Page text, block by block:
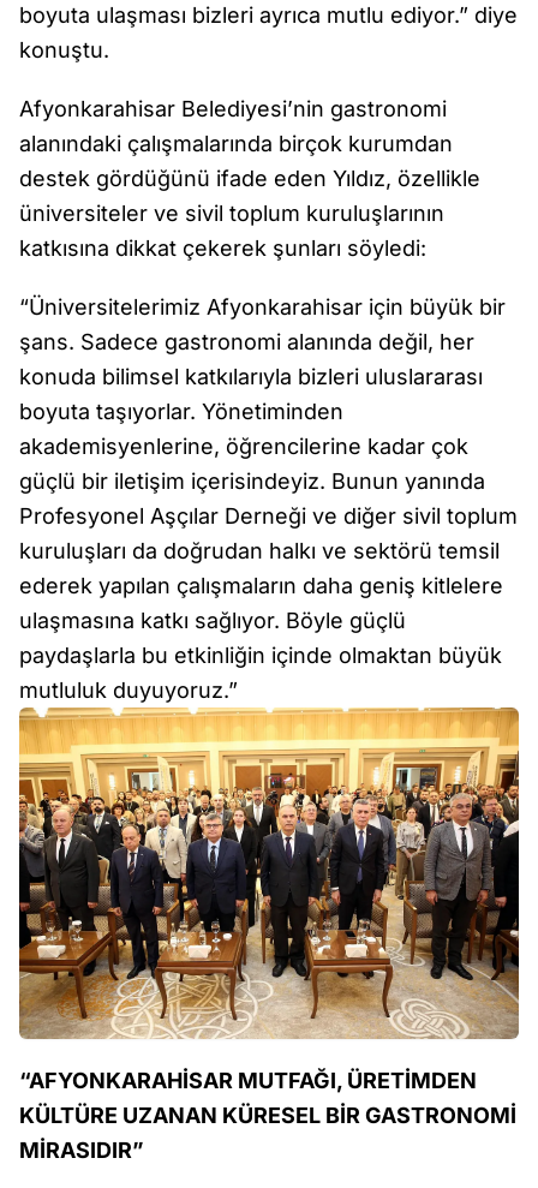
boyuta ulaşması bizleri ayrıca mutlu ediyor.” diye
konuştu.
Afyonkarahisar Belediyesi’nin gastronomi
alanındaki çalışmalarında birçok kurumdan
destek gördüğünü ifade eden Yıldız, özellikle
üniversiteler ve sivil toplum kuruluşlarının
katkısına dikkat çekerek şunları söyledi:
“Üniversitelerimiz Afyonkarahisar için büyük bir
şans. Sadece gastronomi alanında değil, her
konuda bilimsel katkılarıyla bizleri uluslararası
boyuta taşıyorlar. Yönetiminden
akademisyenlerine, öğrencilerine kadar çok
güçlü bir iletişim içerisindeyiz. Bunun yanında
Profesyonel Aşçılar Derneği ve diğer sivil toplum
kuruluşları da doğrudan halkı ve sektörü temsil
ederek yapılan çalışmaların daha geniş kitlelere
ulaşmasına katkı sağlıyor. Böyle güçlü
paydaşlarla bu etkinliğin içinde olmaktan büyük
mutluluk duyuyoruz.”
“AFYONKARAHİSAR MUTFAĞI, ÜRETİMDEN
KÜLTÜRE UZANAN KÜRESEL BİR GASTRONOMİ
MİRASIDIR”